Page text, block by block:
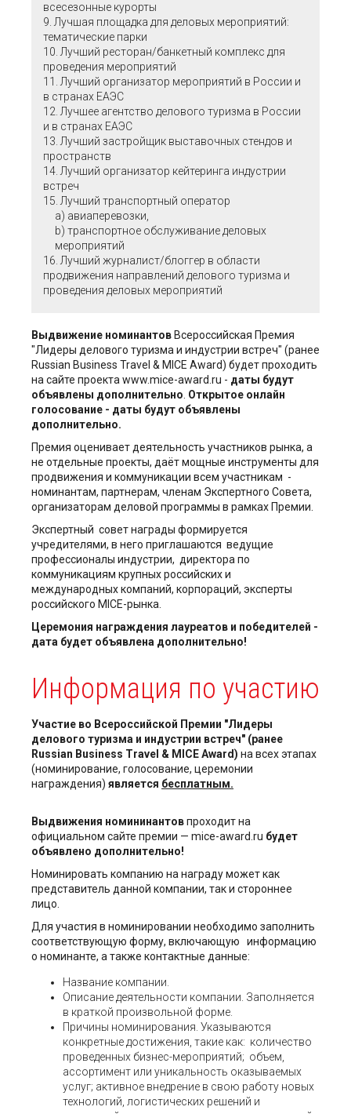
всесезонные курорты
9. Лучшая площадка для деловых мероприятий:
тематические парки
10. Лучший ресторан/банкетный комплекс для
проведения мероприятий
11. Лучший организатор мероприятий в России и
в странах ЕАЭС
12. Лучшее агентство делового туризма в России
и в странах ЕАЭС
13. Лучший застройщик выставочных стендов и
пространств
14. Лучший организатор кейтеринга индустрии
встреч
15. Лучший транспортный оператор
a) авиаперевозки,
b) транспортное обслуживание деловых
мероприятий
16. Лучший журналист/блоггер в области
продвижения направлений делового туризма и
проведения деловых мероприятий
Выдвижение номинантов Всероссийская Премия
"Лидеры делового туризма и индустрии встреч" (ранее
Russian Business Travel & MICE Award) будет проходить
на сайте проекта www.mice-award.ru - даты будут
объявлены дополнительно Открытое онлайн
голосование - даты будут объявлены
дополнительно.
Премия оценивает деятельность участников рынка, а
не отдельные проекты, даёт мощные инструменты для
продвижения и коммуникации всем участникам -
номинантам, партнерам, членам Экспертного Совета,
организаторам деловой программы в рамках Премии.
Экспертный совет награды формируется
учредителями, в него приглашаются ведущие
профессионалы индустрии, директора по
коммуникациям крупных российских и
международных компаний, корпораций, эксперты
российского MICE-рынка.
Церемония награждения лауреатов и победителей -
дата будет объявлена дополнительно!
Информация по участию
Участие во Всероссийской Премии "Лидеры
делового туризма и индустрии встреч" (ранее
Russian Business Travel & MICE Award) на всех этапах
(номинирование, голосование, церемонии
награждения) является бесплатным.
Выдвижения номининантовпроходит на
официальном сайте премии — mice-award.ru будет
объявлено дополнительно!
Номинировать компанию на награду может как
представитель данной компании, так и стороннее
лицо.
Для участия в номинировании необходимо заполнить
соответствующую форму, включающую информацию
о номинанте, а также контактные данные:
Название компании.
Описание деятельности компании. Заполняется
в краткой произвольной форме.
Причины номинирования. Указываются
конкретные достижения, такие как: количество
проведенных бизнес-мероприятий; объем,
ассортимент или уникальность оказываемых
услуг; активное внедрение в свою работу новых
технологий, логистических решений и